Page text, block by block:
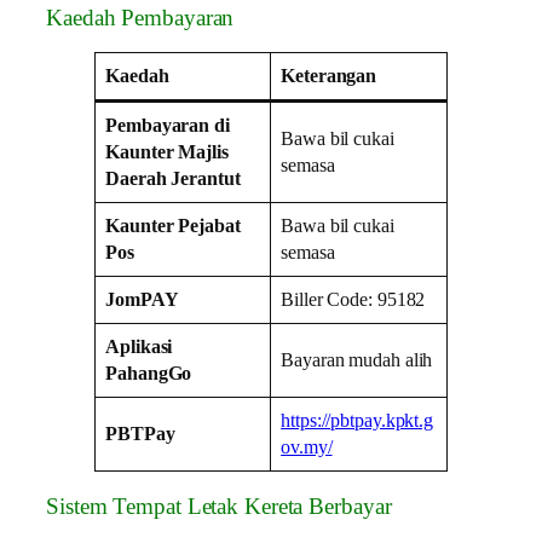
Kaedah Pembayaran
Kaedah Keterangan
Pembayaran di
Kaunter Majlis
Daerah Jerantut
Bawa bil cukai
semasa
Kaunter Pejabat
Pos
Bawa bil cukai
semasa
JomPAY Biller Code: 95182
Aplikasi
PahangGo
Bayaran mudah alih
PBTPay
https://pbtpay.kpkt.g
ov.my/
Sistem Tempat Letak Kereta Berbayar